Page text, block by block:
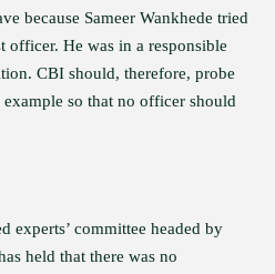
because Sameer Wankhede tried
officer. He was in a responsible
CBI should, therefore, probe
so that no officer should
experts’ committee headed by
held that there was no